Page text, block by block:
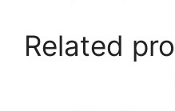
Related